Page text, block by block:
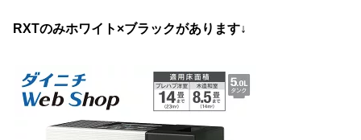
RXTのみホワイト×ブラックがあります↓